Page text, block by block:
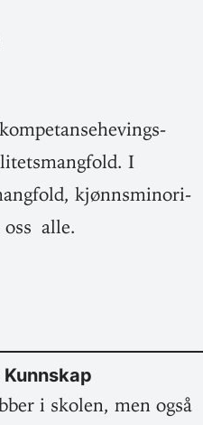
I
kjønns­mi­no­ri­
alle.
i skolen, men også